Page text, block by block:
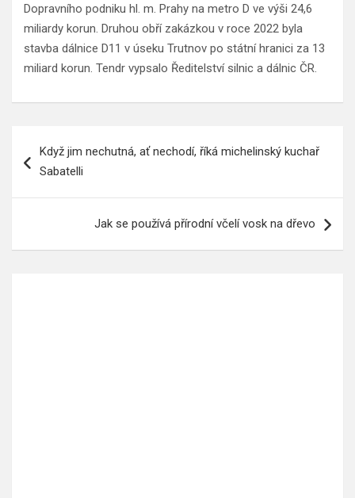
Dopravního podniku hl. m. Prahy na metro D ve výši 24,6
miliardy korun. Druhou obří zakázkou v roce 2022 byla
stavba dálnice D11 v úseku Trutnov po státní hranici za 13
miliard korun. Tendr vypsalo Ředitelství silnic a dálnic ČR.
proKdyž jim nechutná, ať nechodí, říká michelinský kuchař
Sabatelli
Jak se používá přírodní včelí vosk na dřevo